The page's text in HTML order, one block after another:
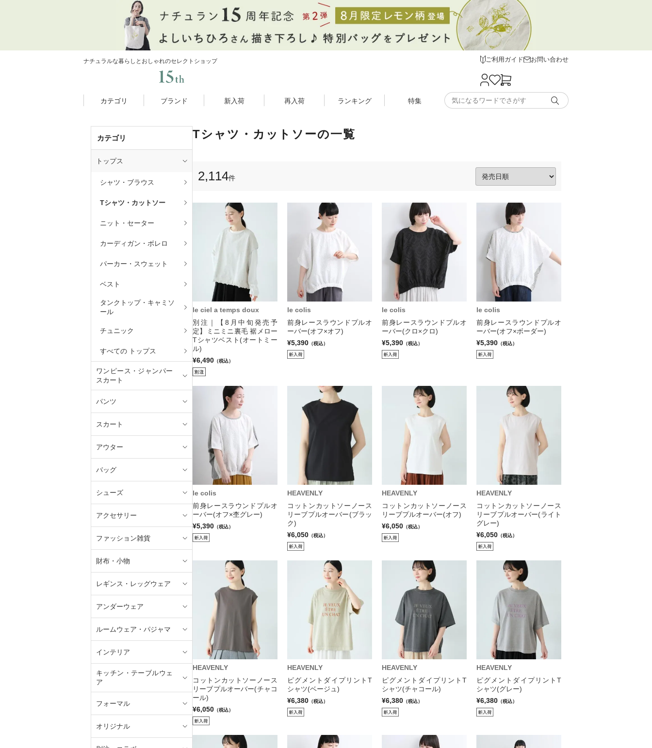
ナチュラルな暮らしとおしゃれのセレクトショップ ご利用ガイド お問い合わせ
カテゴリ ブランド 新入荷 再入荷 ランキング 特集
カテゴリ
トップス
シャツ・ブラウス
Tシャツ・カットソー
ニット・セーター
カーディガン・ボレロ
パーカー・スウェット
ベスト
タンクトップ・キャミソ
ール
チュニック
すべての トップス
ワンピース・ジャンパー
スカート
パンツ
スカート
アウター
バッグ
シューズ
アクセサリー
ファッション雑貨
財布・小物
レギンス・レッグウェア
アンダーウェア
ルームウェア・パジャマ
インテリア
キッチン・テーブルウェ
ア
フォーマル
オリジナル
Tシャツ・カットソーの一覧
2,114件
le ciel a temps doux
別注｜【8月中旬発売予
定】ミニミニ裏毛 裾メロー
Tシャツベスト(オートミー
ル)
¥6,490 （税込）
le colis
前身レースラウンドプルオ
ーバー(オフ×オフ)
¥5,390 （税込）
le colis
前身レースラウンドプルオ
ーバー(クロ×クロ)
¥5,390 （税込）
le colis
前身レースラウンドプルオ
ーバー(オフ×ボーダー)
¥5,390 （税込）
le colis
前身レースラウンドプルオ
ーバー(オフ×杢グレー)
¥5,390 （税込）
HEAVENLY
コットンカットソーノース
リーブプルオーバー(ブラッ
ク)
¥6,050 （税込）
HEAVENLY
コットンカットソーノース
リーブプルオーバー(オフ)
¥6,050 （税込）
HEAVENLY
コットンカットソーノース
リーブプルオーバー(ライト
グレー)
¥6,050 （税込）
HEAVENLY
コットンカットソーノース
リーブプルオーバー(チャコ
ール)
¥6,050 （税込）
HEAVENLY
ピグメントダイプリントT
シャツ(ベージュ)
¥6,380 （税込）
HEAVENLY
ピグメントダイプリントT
シャツ(チャコール)
¥6,380 （税込）
HEAVENLY
ピグメントダイプリントT
シャツ(グレー)
¥6,380 （税込）